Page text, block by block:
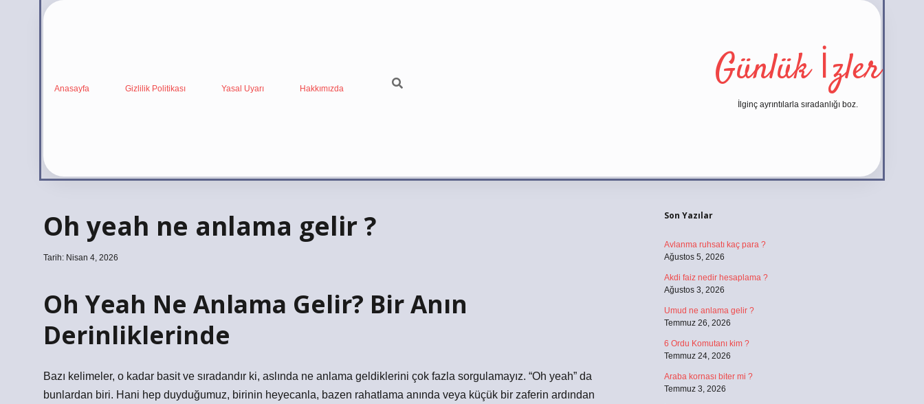
Anasayfa Gizlilik Politikası Yasal Uyarı Hakkımızda Günlük İzler
İlginç ayrıntılarla sıradanlığı boz.
Oh yeah ne anlama gelir ?
Tarih: Nisan 4, 2026
Oh Yeah Ne Anlama Gelir? Bir Anın
Derinliklerinde
Bazı kelimeler, o kadar basit ve sıradandır ki, aslında ne anlama geldiklerini çok fazla sorgulamayız. “Oh yeah” da
bunlardan biri. Hani hep duyduğumuz, birinin heyecanla, bazen rahatlama anında veya küçük bir zaferin ardından
Son Yazılar
Avlanma ruhsatı kaç para ?
Ağustos 5, 2026
Akdi faiz nedir hesaplama ?
Ağustos 3, 2026
Umud ne anlama gelir ?
Temmuz 26, 2026
6 Ordu Komutanı kim ?
Temmuz 24, 2026
Araba kornası biter mi ?
Temmuz 3, 2026